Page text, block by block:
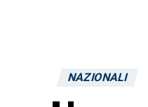
NAZIONALI